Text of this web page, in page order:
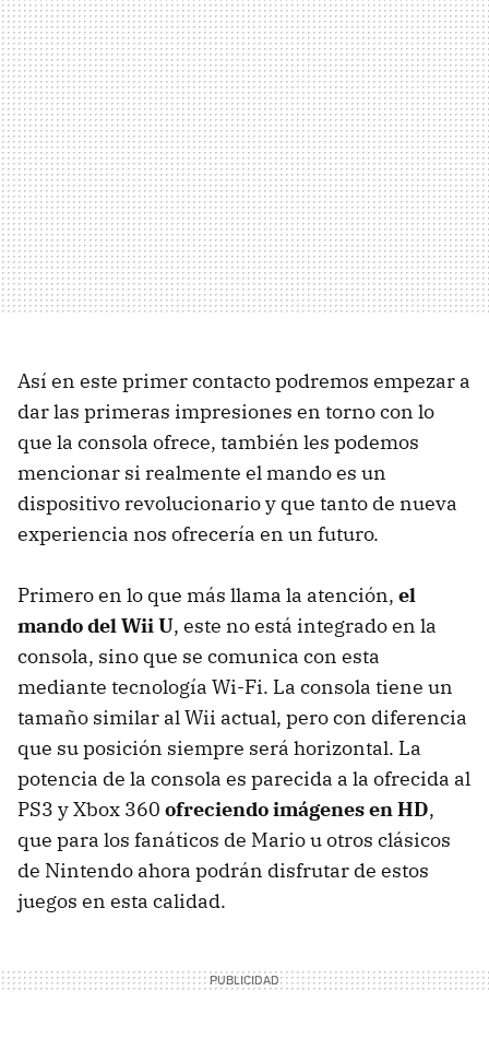
Así en este primer contacto podremos empezar a
dar las primeras impresiones en torno con lo
que la consola ofrece, también les podemos
mencionar si realmente el mando es un
dispositivo revolucionario y que tanto de nueva
experiencia nos ofrecería en un futuro.
Primero en lo que más llama la atención, el
mando del Wii U, este no está integrado en la
consola, sino que se comunica con esta
mediante tecnología Wi-Fi. La consola tiene un
tamaño similar al Wii actual, pero con diferencia
que su posición siempre será horizontal. La
potencia de la consola es parecida a la ofrecida al
PS3 y Xbox 360 ofreciendo imágenes en HD,
que para los fanáticos de Mario u otros clásicos
de Nintendo ahora podrán disfrutar de estos
juegos en esta calidad.